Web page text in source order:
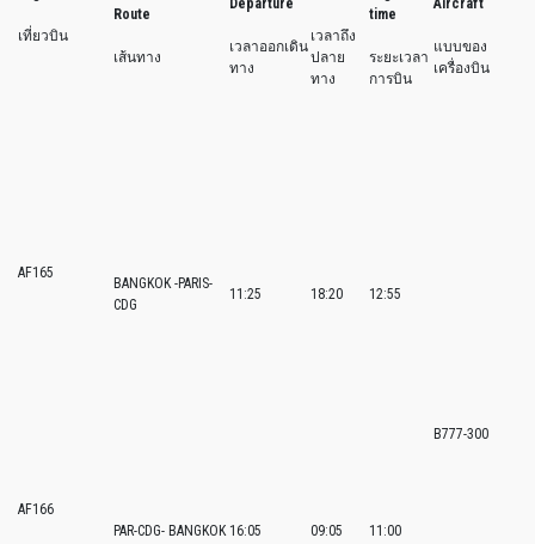
เที่ยวบิน
Route
เส้นทาง
Departure
เวลาออกเดิน
ทาง
เวลาถึง
ปลาย
ทาง
time
ระยะเวลา
การบิน
Aircraft
แบบของ
เครื่องบิน
AF165
BANGKOK -PARIS-
CDG
11:25 18:20 12:55
B777-300
AF166
PAR-CDG- BANGKOK 16:05 09:05 11:00